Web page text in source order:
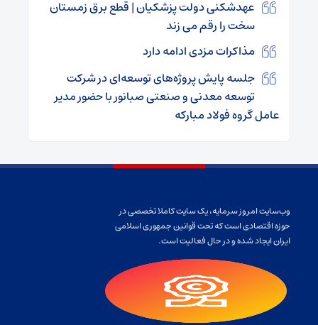
عهدشکنی دولت پزشکیان | قطع برق زمستان
سخت را رقم می زند
مذاکرات مزدی ادامه دارد
جلسه پایش پروژه‌های توسعه‌ای در شرکت
توسعه معدنی و صنعتی صبانور با حضور مدیر
عامل گروه فولاد مبارکه
وب‌سایت امروز سرمایه، یک سایت کاملا تخصصی در
حوزه اقتصادی است که تحت قوانین جمهوری اسلامی
ایران ایجاد شده و در حال فعالیت است.